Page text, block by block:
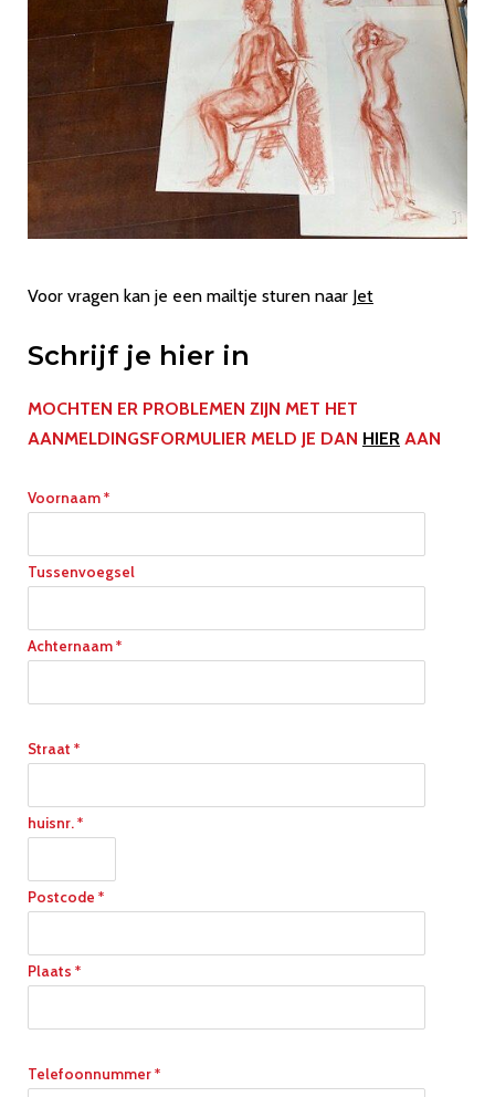
Voor vragen kan je een mailtje sturen naar Jet
Schrijf je hier in
MOCHTEN ER PROBLEMEN ZIJN MET HET
AANMELDINGSFORMULIER MELD JE DAN HIER AAN
Voornaam *
Tussenvoegsel
Achternaam *
Straat *
huisnr. *
Postcode *
Plaats *
Telefoonnummer *